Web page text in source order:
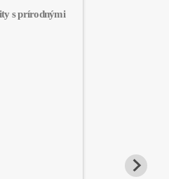
s prírodnými